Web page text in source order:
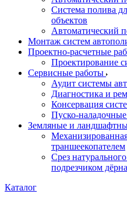
Система полива
объектов
Автоматический
Монтаж систем
Проектно-расчетные
Проектирование
Сервисные работы
Аудит системы
Диагностика и
Консервация
Пуско-
Земляные и
траншеекопателем
Срез
подрезчиком дёрна
Каталог